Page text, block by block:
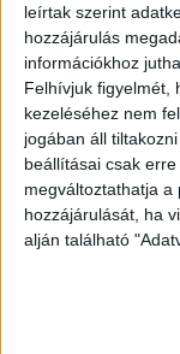
leírtak szerint
hozzájárulás
információkhoz
Felhívjuk figyelmét,
kezeléséhez nem
jogában áll
beállításai csak
megváltoztathatja a
hozzájárulását, ha
alján található